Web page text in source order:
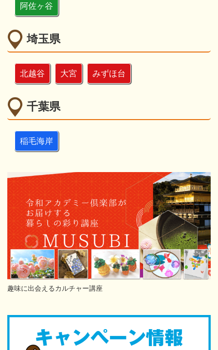
阿佐ヶ谷
埼玉県
北越谷 大宮 みずほ台
千葉県
稲毛海岸
趣味に出会えるカルチャー講座